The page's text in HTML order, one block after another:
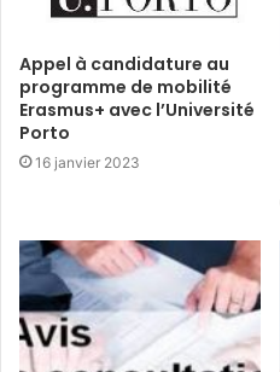
Appel à candidature au
programme de mobilité
Erasmus+ avec l’Université
Porto
16 janvier 2023